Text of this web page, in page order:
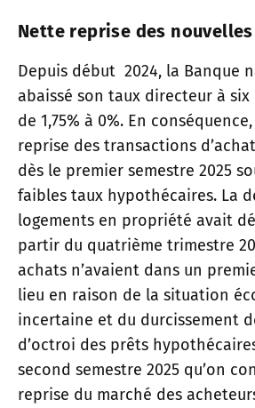
Nette reprise des
Depuis début 2024, la Banque
abaissé son taux directeur à six
de 1,75% à 0%. En
reprise des transactions
dès le premier semestre 2025
faibles taux hypothécaires. La
logements en propriété avait
partir du quatrième trimestre
achats n’avaient dans un
lieu en raison de la situation
incertaine et du durcissement
d’octroi des prêts
second semestre 2025 qu’on
reprise du marché des